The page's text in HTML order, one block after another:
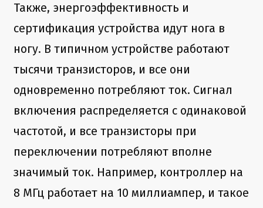
Также, энергоэффективность и
сертификация устройства идут нога в
ногу. В типичном устройстве работают
тысячи транзисторов, и все они
одновременно потребляют ток. Сигнал
включения распределяется с одинаковой
частотой, и все транзисторы при
переключении потребляют вполне
значимый ток. Например, контроллер на
8 МГц работает на 10 миллиампер, и такое